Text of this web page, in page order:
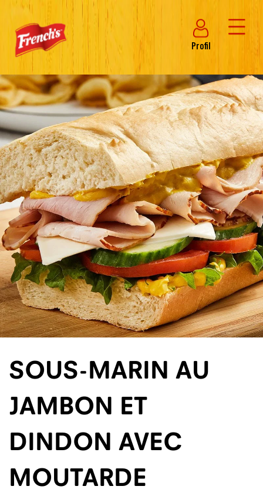
Profil
SOUS-MARIN AU
JAMBON ET
DINDON AVEC
MOUTARDE